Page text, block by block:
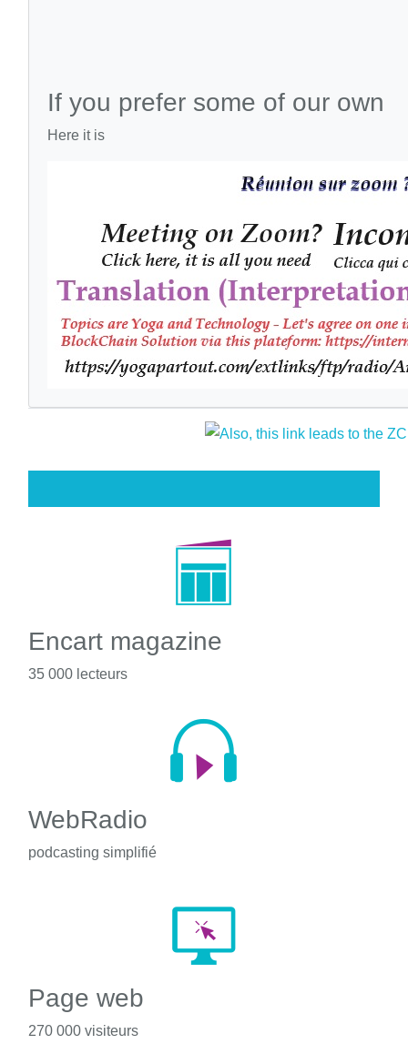
If you prefer some of our own
Here it is
Encart magazine
35 000 lecteurs
WebRadio
podcasting simplifié
Page web
270 000 visiteurs